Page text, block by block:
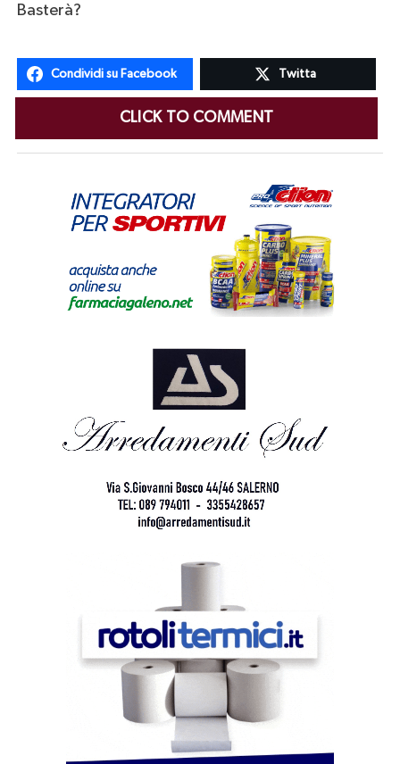
Basterà?
Condividi su Facebook Twitta
CLICK TO COMMENT